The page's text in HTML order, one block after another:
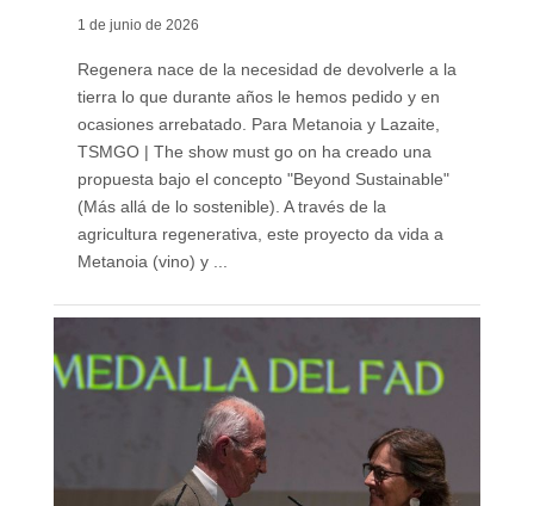
1 de junio de 2026
Regenera nace de la necesidad de devolverle a la
tierra lo que durante años le hemos pedido y en
ocasiones arrebatado. Para Metanoia y Lazaite,
TSMGO | The show must go on ha creado una
propuesta bajo el concepto "Beyond Sustainable"
(Más allá de lo sostenible). A través de la
agricultura regenerativa, este proyecto da vida a
Metanoia (vino) y ...